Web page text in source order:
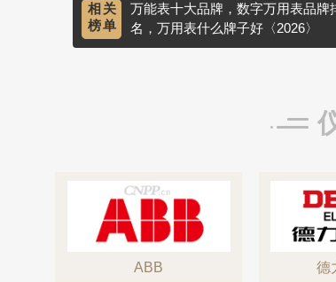
相关
榜单
万能表十大品牌，数字万用表品牌
名，万用表什么牌子好〈2026〉
ABB 德